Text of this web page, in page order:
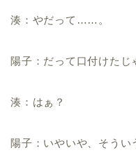
湊：やだって……。
陽子：だって口付けたじ
湊：はぁ？
陽子：いやいや、そう